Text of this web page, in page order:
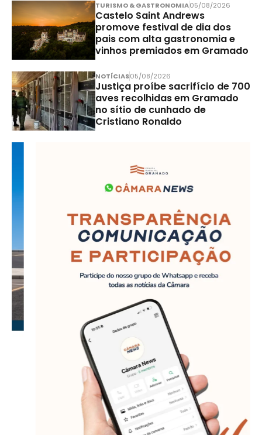
TURISMO & GASTRONOMIA05/08/2026
Castelo Saint Andrews
promove festival de dia dos
pais com alta gastronomia e
vinhos premiados em Gramado
NOTÍCIAS05/08/2026
Justiça proíbe sacrifício de 700
aves recolhidas em Gramado
no sítio de cunhado de
Cristiano Ronaldo